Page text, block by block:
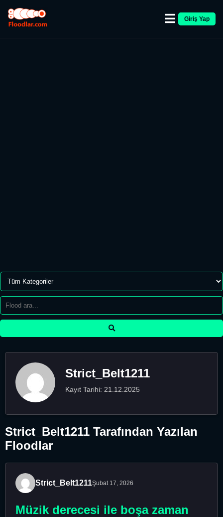
Giriş Yap
Strict_Belt1211
Kayıt Tarihi: 21.12.2025
Strict_Belt1211 Tarafından Yazılan
Floodlar
Strict_Belt1211Şubat 17, 2026
Müzik derecesi ile boşa zaman